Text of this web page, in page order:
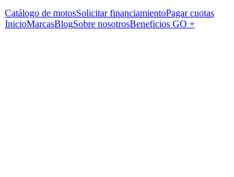
Catálogo de motosSolicitar financiamientoPagar cuotas
InicioMarcasBlogSobre nosotrosBeneficios GO +